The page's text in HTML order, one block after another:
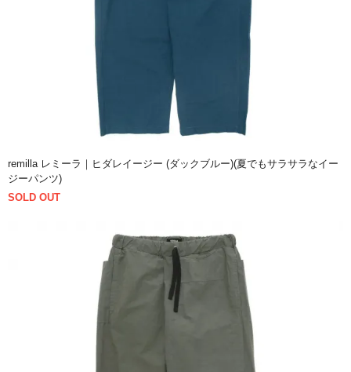
remilla レミーラ｜ヒダレイージー (ダックブルー)(夏でもサラサラなイー
ジーパンツ)
SOLD OUT